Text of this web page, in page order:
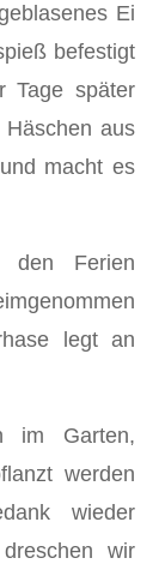
Ei
befestigt
Tage später
aus
macht es
den Ferien
legt an
im Garten,
werden
wieder
wir